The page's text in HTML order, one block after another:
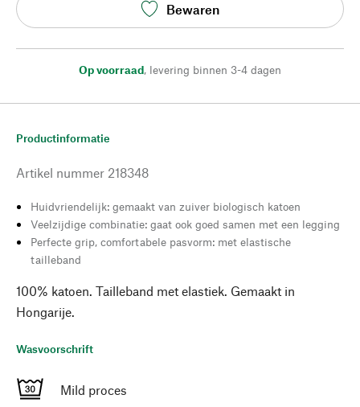
Bewaren
Op voorraad, levering binnen 3-4 dagen
Productinformatie
Artikel nummer 218348
Huidvriendelijk: gemaakt van zuiver biologisch katoen
Veelzijdige combinatie: gaat ook goed samen met een legging
Perfecte grip, comfortabele pasvorm: met elastische
tailleband
100% katoen. Tailleband met elastiek. Gemaakt in
Hongarije.
Wasvoorschrift
Mild proces